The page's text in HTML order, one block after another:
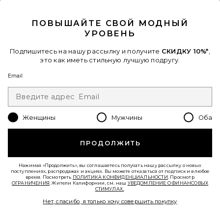
Sister NY
Favorite ПЛАТЬЕ CAMELIA
ПОВЫШАЙТЕ СВОЙ МОДНЫЙ
УРОВЕНЬ
Подпишитесь на нашу рассылку и получите СКИДКУ 10%*
это как иметь стильную лучшую подругу.
Email
Женщины Мужчины Оба
ПРОДОЛЖИТЬ
Нажимая «Продолжить», вы соглашаетесь получать нашу рассылку о новых
поступлениях, распродажах и акциях. Вы можете отказаться от подписки в любое
время. Посмотреть ПОЛИТИКА КОНФИДЕНЦИАЛЬНОСТИ . Просмотр
ОГРАНИЧЕНИЯ . Жители Калифорнии, см. наш УВЕДОМЛЕНИЕ О ФИНАНСОВЫХ
СТИМУЛАХ.
Нет, спасибо, я только хочу совершить покупку